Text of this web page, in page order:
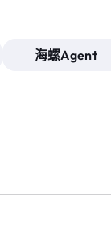
海螺Agent